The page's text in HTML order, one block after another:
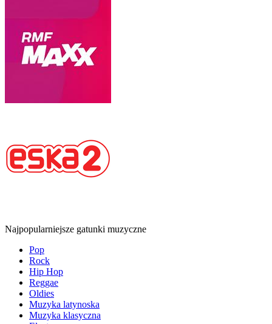
Najpopularniejsze gatunki muzyczne
Pop
Rock
Hip Hop
Reggae
Oldies
Muzyka latynoska
Muzyka klasyczna